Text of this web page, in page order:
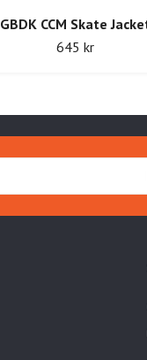
GBDK CCM Skate
645 kr